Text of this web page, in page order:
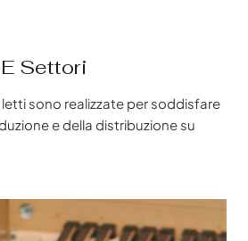
Settori
sono realizzate per soddisfare
e della distribuzione su